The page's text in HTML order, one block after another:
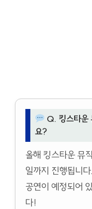
Q. 킹스타운
요?
올해 킹스타운 뮤
일까지 진행됩니
공연이 예정되어
다!